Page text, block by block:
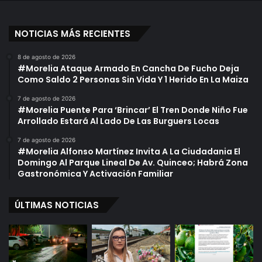
NOTICIAS MÁS RECIENTES
8 de agosto de 2026
#Morelia Ataque Armado En Cancha De Fucho Deja
Como Saldo 2 Personas Sin Vida Y 1 Herido En La Maiza
7 de agosto de 2026
#Morelia Puente Para ‘Brincar’ El Tren Donde Niño Fue
Arrollado Estará Al Lado De Las Burguers Locas
7 de agosto de 2026
#Morelia Alfonso Martínez Invita A La Ciudadania El
Domingo Al Parque Lineal De Av. Quinceo; Habrá Zona
Gastronómica Y Activación Familiar
ÚLTIMAS NOTICIAS